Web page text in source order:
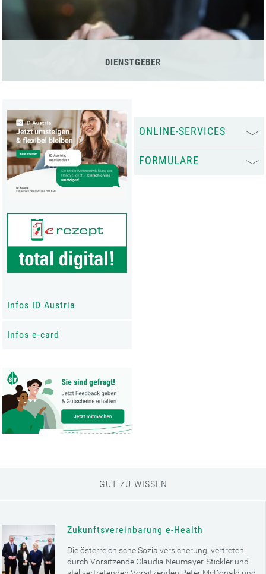
DIENSTGEBER
Infos ID Austria
Infos e-card
ONLINE-SERVICES
FORMULARE
GUT ZU WISSEN
Zukunftsvereinbarung e-Health
Die österreichische Sozialversicherung, vertreten
durch Vorsitzende Claudia Neumayer-Stickler und